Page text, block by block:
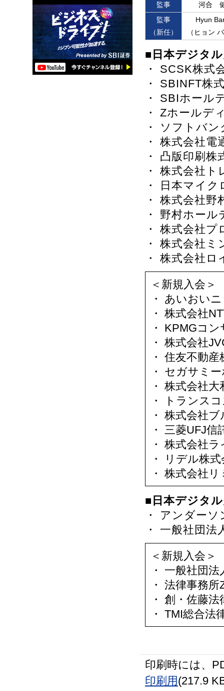
監事
河合
監事
（新任）
Hyun
（ヒョン
■日本デジタ
・ SCSK株式
・ SBINFT株
・ SBIホール
・ Zホールデ
・ ソフトバ
・ 株式会社電
・ 凸版印刷株
・ 株式会社
・ 日本マイ
・ 株式会社野
・ 野村ホー
・ 株式会社
・ 株式会社
・ 株式会社
＜新規入会＞
・ あいおい
・ 株式会社
・ KPMGコ
・ 株式会社
・ 住友不動
・ セガサミ
・ 株式会社
・ トランス
・ 株式会社
・ 三菱UFJ信
・ 株式会社
・ リデル株
・ 株式会社
■日本デジタ
・ アンダー
・ 一般社団
＜新規入会＞
・ 一般社団
・ 法律事務
・ 創・佐藤
・ TMI総合法
印刷時には、
印刷用 (217.9